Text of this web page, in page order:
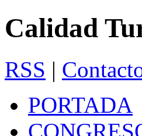
Calidad
RSS |
PORTADA